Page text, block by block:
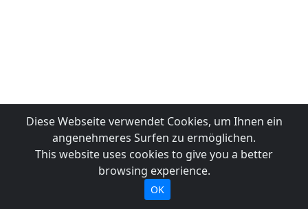
Diese Webseite verwendet Cookies, um Ihnen ein
angenehmeres Surfen zu ermöglichen.
This website uses cookies to give you a better
browsing experience.
OK